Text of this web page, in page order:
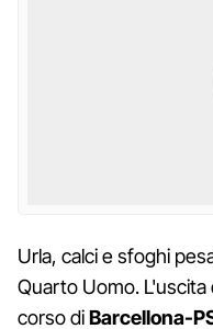
Urla, calci e sfoghi
Quarto Uomo. L'uscita
corso diBarcellona-